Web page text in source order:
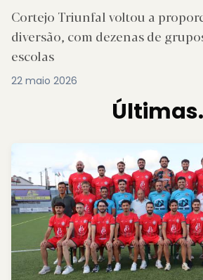
Cortejo Triunfal voltou a
diversão, com dezenas de
escolas
22 maio 2026
Últimas.